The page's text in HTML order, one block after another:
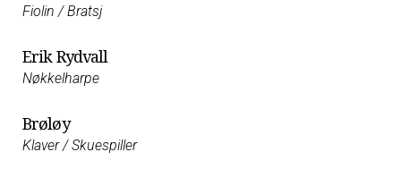
Fiolin / Bratsj
Erik Rydvall
Nøkkelharpe
Brøløy
Klaver / Skuespiller